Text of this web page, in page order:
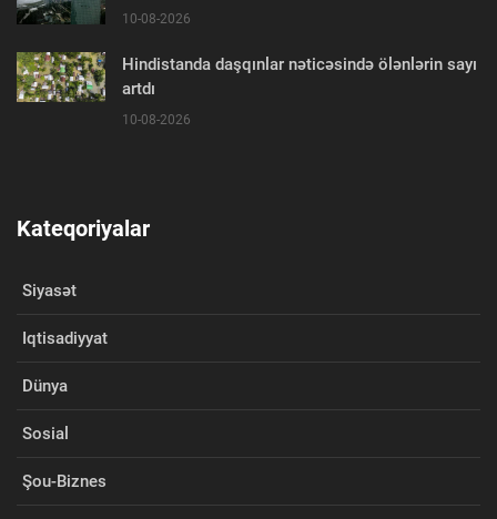
10-08-2026
Hindistanda daşqınlar nəticəsində ölənlərin sayı
artdı
10-08-2026
Kateqoriyalar
Siyasət
Iqtisadiyyat
Dünya
Sosial
Şou-Biznes